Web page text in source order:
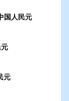
国人民元
元